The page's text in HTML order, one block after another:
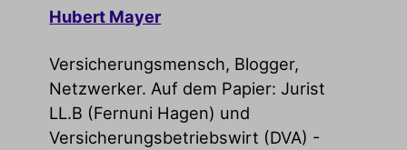
Hubert Mayer
Versicherungsmensch, Blogger,
Netzwerker. Auf dem Papier: Jurist
LL.B (Fernuni Hagen) und
Versicherungsbetriebswirt (DVA) -